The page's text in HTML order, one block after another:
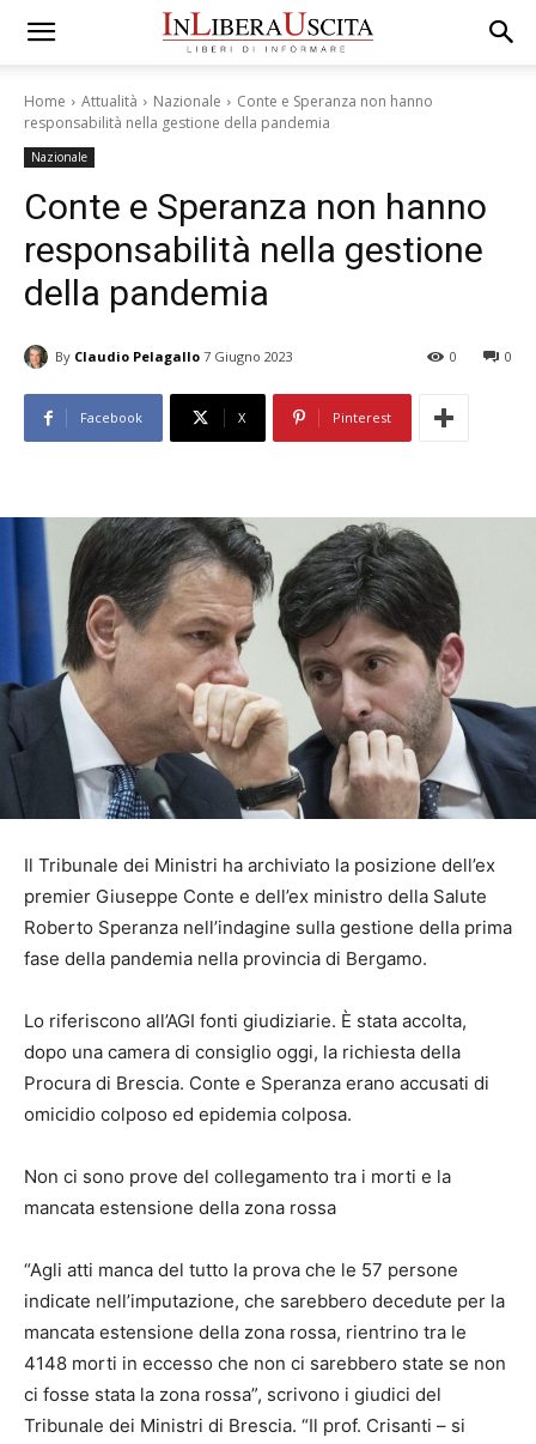
Home Attualità Nazionale
Conte e Speranza non hanno
responsabilità nella gestione della pandemia
Nazionale
Conte e Speranza non hanno
responsabilità nella gestione
della pandemia
By Claudio Pelagallo 7 Giugno 2023 0
0
Facebook X Pinterest
Il Tribunale dei Ministri ha archiviato la posizione dell’ex
premier Giuseppe Conte e dell’ex ministro della Salute
Roberto Speranza nell’indagine sulla gestione della prima
fase della pandemia nella provincia di Bergamo.
Lo riferiscono all’AGI fonti giudiziarie. È stata accolta,
dopo una camera di consiglio oggi, la richiesta della
Procura di Brescia. Conte e Speranza erano accusati di
omicidio colposo ed epidemia colposa.
Non ci sono prove del collegamento tra i morti e la
mancata estensione della zona rossa
“Agli atti manca del tutto la prova che le 57 persone
indicate nell’imputazione, che sarebbero decedute per la
mancata estensione della zona rossa, rientrino tra le
4148 morti in eccesso che non ci sarebbero state se non
ci fosse stata la zona rossa”, scrivono i giudici del
Tribunale dei Ministri di Brescia. “Il prof. Crisanti – si